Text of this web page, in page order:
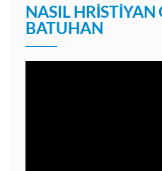
NASIL
BATUHAN